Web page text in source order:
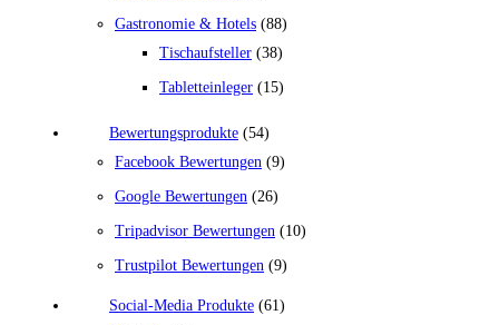
Gastronomie & Hotels (88)
Tischaufsteller (38)
Tabletteinleger (15)
Bewertungsprodukte (54)
Facebook Bewertungen (9)
Google Bewertungen (26)
Tripadvisor Bewertungen (10)
Trustpilot Bewertungen (9)
Social-Media Produkte (61)